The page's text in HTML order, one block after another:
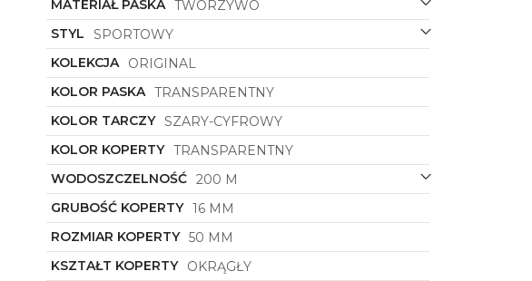
MATERIAŁ PASKA TWORZYWO
STYL
SPORTOWY
KOLEKCJA
ORIGINAL
KOLOR PASKA TRANSPARENTNY
KOLOR TARCZY SZARY-CYFROWY
KOLOR KOPERTY TRANSPARENTNY
WODOSZCZELNOŚĆ 200 M
GRUBOŚĆ KOPERTY 16 MM
ROZMIAR KOPERTY 50 MM
KSZTAŁT KOPERTY
OKRĄGŁY